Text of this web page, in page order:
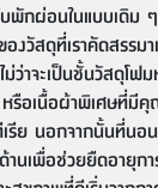
พักผ่อนในแบบเดิม
วัสดุที่เราคัดสรรม
าจะเป็นชั้นวัสดุโฟ
รือเนื้อผ้าพิเศษที่มี
เรีย นอกจากนั้นที่นอ
นเพื่อช่วยยืดอายุกา